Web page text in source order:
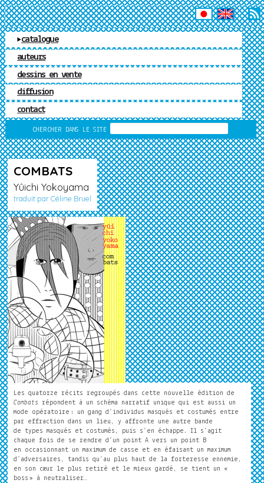
ÉDITIONS MATIÈRE
catalogue
auteurs
dessins en vente
diffusion
contact
CHERCHER DANS LE SITE
COMBATS
Yûichi Yokoyama
traduit par Céline Bruel
Les quatorze récits regroupés dans cette nouvelle édition de
Combats répondent à un schéma narratif unique qui est aussi un
mode opératoire : un gang d’individus masqués et costumés entre
par effraction dans un lieu, y affronte une autre bande
de types masqués et costumés, puis s’en échappe. Il s’agit
chaque fois de se rendre d’un point A vers un point B
en occasionnant un maximum de casse et en éfaisant un maximum
d’adversaires, tandis qu’au plus haut de la forteresse ennemie,
en son cœur le plus retiré et le mieux gardé, se tient un «
boss » à neutraliser…